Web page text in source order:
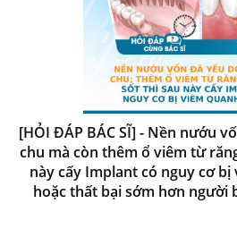
[HỎI ĐÁP BÁC SĨ] - Nền nướu
chu mà còn thêm ổ viêm từ
này cấy Implant có nguy cơ
hoặc thất bại sớm hơn người